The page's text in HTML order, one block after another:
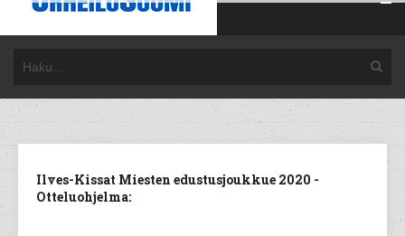
Ilves-Kissat Miesten edustusjoukkue 2020 -
Otteluohjelma: